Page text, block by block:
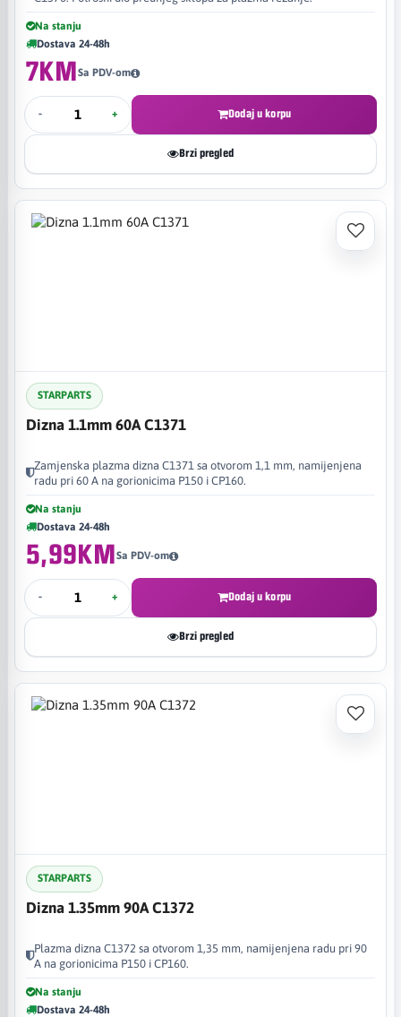
Na stanju
Dostava 24-48h
7KMSa PDV-om
- + Dodaj u korpu
Brzi pregled
STARPARTS
Dizna 1.1mm 60A C1371
Zamjenska plazma dizna C1371 sa otvorom 1,1 mm, namijenjena
radu pri 60 A na gorionicima P150 i CP160.
Na stanju
Dostava 24-48h
5,99KMSa PDV-om
- + Dodaj u korpu
Brzi pregled
STARPARTS
Dizna 1.35mm 90A C1372
Plazma dizna C1372 sa otvorom 1,35 mm, namijenjena radu pri 90
A na gorionicima P150 i CP160.
Na stanju
Dostava 24-48h